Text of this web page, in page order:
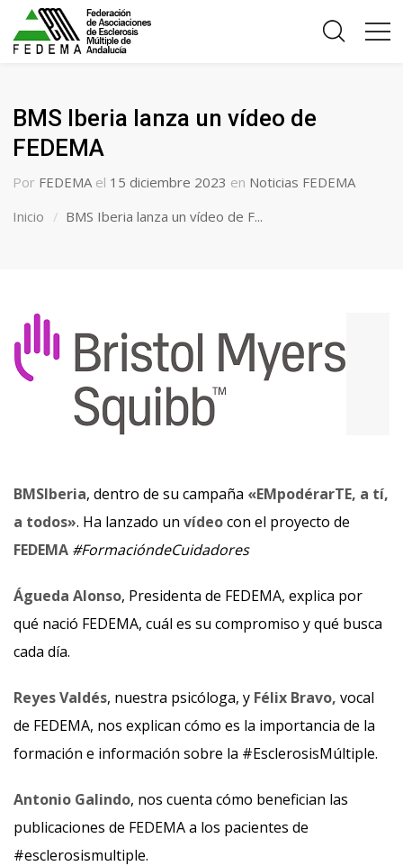
BMS Iberia lanza un vídeo de
FEDEMA
Por FEDEMA el 15 diciembre 2023 en Noticias FEDEMA
Inicio
BMS Iberia lanza un vídeo de F...
BMSIberia, dentro de su campaña «EMpodérarTE, a tí,
a todos». Ha lanzado un vídeocon el proyecto de
FEDEMA #FormacióndeCuidadores
Águeda Alonso, Presidenta de FEDEMA, explica por
qué nació FEDEMA, cuál es su compromiso y qué busca
cada día.
Reyes Valdés, nuestra psicóloga, y Félix Bravo, vocal
de FEDEMA, nos explican cómo es la importancia de la
formación e información sobre la #EsclerosisMúltiple.
Antonio Galindo, nos cuenta cómo benefician las
publicaciones de FEDEMA a los pacientes de
#esclerosismultiple.